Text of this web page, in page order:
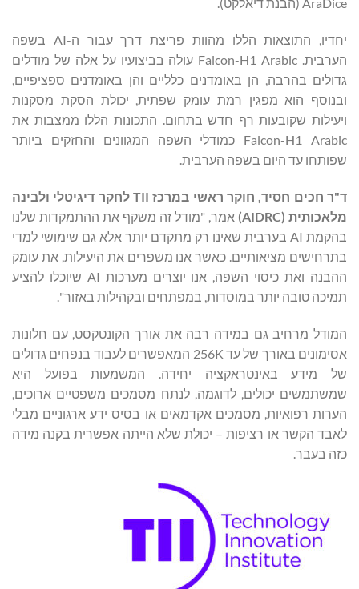
יחדיו, התוצאות הללו מהוות פריצת דרך עבור ה-AI בשפה
הערבית. Falcon-H1 Arabic עולה בביצועיו על אלה של מודלים
גדולים בהרבה, הן באומדנים כלליים והן באומדנים ספציפיים,
ובנוסף הוא מפגין רמת עומק שפתית, יכולת הסקת מסקנות
ויעילות שקובעות רף חדש בתחום. התכונות הללו ממצבות את
Falcon-H1 Arabic כמודלי השפה המגוונים והחזקים ביותר
שפותחו עד היום בשפה הערבית.
ד"ר חכים חסיד, חוקר ראשי במרכז TII לחקר דיגיטלי ולבינה
מלאכותית (AIDRC
) אמר, "מודל זה משקף את ההתמקדות שלנו
בהקמת AI בערבית שאינו רק מתקדם יותר אלא גם שימושי למדי
בתרחישים מציאותיים. כאשר אנו משפרים את היעילות, את עומק
ההבנה ואת כיסוי השפה, אנו יוצרים מערכות AI שיוכלו להציע
תמיכה טובה יותר במוסדות, במפתחים ובקהילות באזור".
המודל מרחיב גם במידה רבה את אורך הקונטקסט, עם חלונות
אסימונים באורך של עד 256K המאפשרים לעבוד בנפחים גדולים
של מידע באינטראקציה יחידה. המשמעות בפועל היא
שמשתמשים יכולים, לדוגמה, לנתח מסמכים משפטיים ארוכים,
הערות רפואיות, מסמכים אקדמאים או בסיס ידע ארגוניים מבלי
לאבד הקשר או רציפות – יכולת שלא הייתה אפשרית בקנה מידה
כזה בעבר.